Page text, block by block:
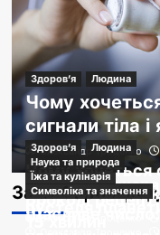
Здоров'я Людина
Чому
сигнали тіла і
Олександр Троценко
За вибором
Здоров'я Людина
Чому хочеться
сигнали тіла і
Олександр Троценко
Наука та природа
Пустеля
пустеля
Їжа та кулінарія
Броколі рецепт:
15 хвилин
Символіка та значення
Щасливе число: